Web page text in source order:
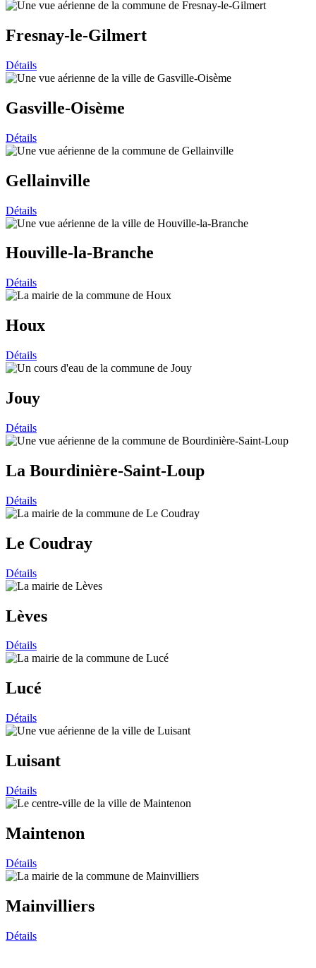
Fresnay-le-Gilmert
Détails
Gasville-Oisème
Détails
Gellainville
Détails
Houville-la-Branche
Détails
Houx
Détails
Jouy
Détails
La Bourdinière-Saint-Loup
Détails
Le Coudray
Détails
Lèves
Détails
Lucé
Détails
Luisant
Détails
Maintenon
Détails
Mainvilliers
Détails